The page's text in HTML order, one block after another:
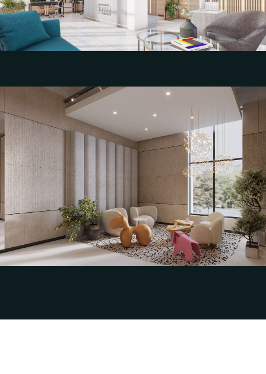
Смотреть кейс проект дизайн интерьера
Разработка эскизного дизайн-проекта и
визуализаций интерьера парадных МОП
для Жилого квартала «Чижов Яр»
OOO СТАТУС
Смотреть кейс